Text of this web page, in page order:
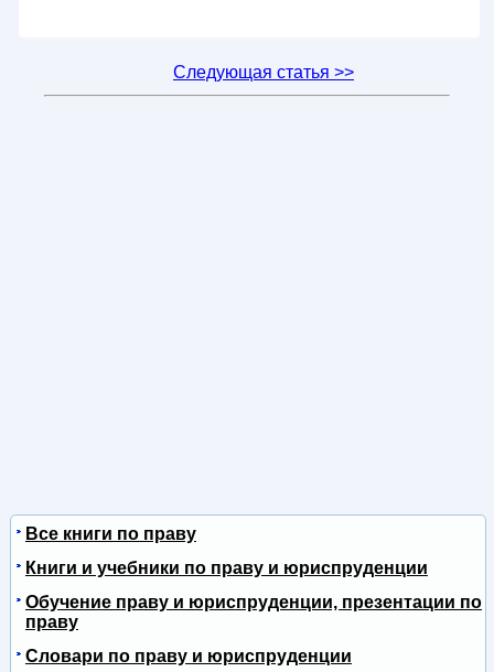
Следующая статья >>
Все книги по праву
Книги и учебники по праву и юриспруденции
Обучение праву и юриспруденции, презентации по
праву
Словари по праву и юриспруденции